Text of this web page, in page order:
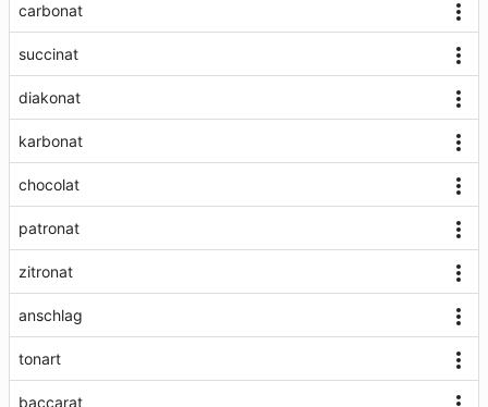
carbonat
succinat
diakonat
karbonat
chocolat
patronat
zitronat
anschlag
tonart
baccarat